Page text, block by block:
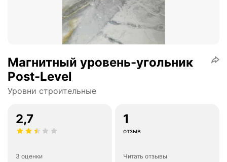
Магнитный уровень-угольник
Post-Level
Уровни строительные
2,7
3 оценки
1
отзыв
Читать отзывы